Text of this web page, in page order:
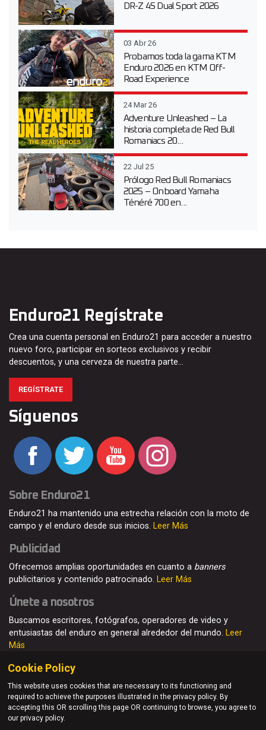
DR-Z 4S Dual Sport 2026
03 Abr 26
Probamos toda la gama KTM
Enduro 2026 en KTM Off-
Road Experience
24 Mar 26
Adventure Unleashed – La
historia completa de Red Bull
Romaniacs 20...
22 Jul 25
Prólogo Red Bull Romaniacs
2025 – Onboard Yamaha
Ténéré 700 en...
Enduro21 Regístrate
Crea una cuenta personal en Enduro21 para acceder a nuestro
nuevo foro, participar en sorteos exclusivos y recibir
descuentos, y una cerveza de nuestra parte…
REGÍSTRATE
Síguenos
Sobre Enduro21
Enduro21 ha mantenido una estrecha relación con la moto de
campo y el enduro desde sus inicios. Leer Más
Publicidad
Ofrecemos amplias oportunidades en cuanto a banners
publicitarios y contenido patrocinado. Leer Más
Únete a nosotros
Buscamos escritores, fotógrafos, operadores de video y
entusiastas del enduro en general alrededor del mundo. Leer
Más
© Enduro21 / Future7Media Limited. Todos los derechos
reservados
Cookie Policy
This website uses cookies that are necessary to its functioning and
required to achieve the purposes illustrated in the privacy policy. By
accepting this OR scrolling this page OR continuing to browse, you agree to
our privacy policy.